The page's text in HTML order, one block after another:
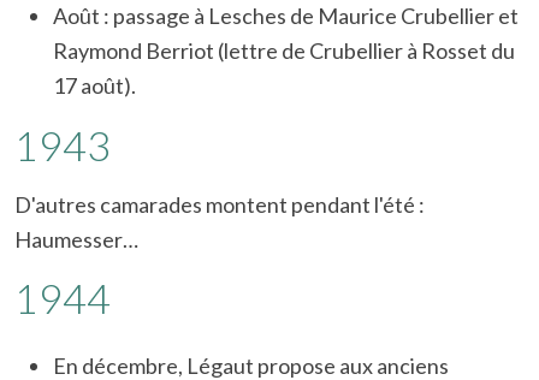
Août : passage à Lesches de Maurice Crubellier et
Raymond Berriot (lettre de Crubellier à Rosset du
17 août).
1943
D'autres camarades montent pendant l'été :
Haumesser…
1944
En décembre, Légaut propose aux anciens